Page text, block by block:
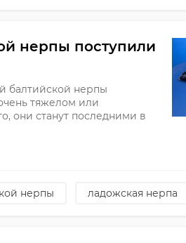
нерпы поступили
балтийской нерпы
тяжелом или
они станут последними в
нерпы ладожская нерпа